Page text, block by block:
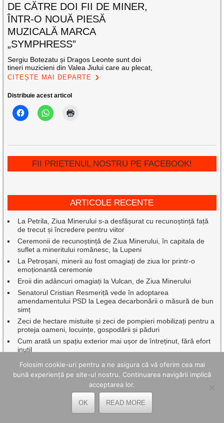
DE CĂTRE DOI FII DE MINER,
ÎNTR-O NOUĂ PIESĂ
MUZICALĂ MARCA
„SYMPHRESS”
Sergiu Botezatu și Dragos Leonte sunt doi
tineri muzicieni din Valea Jiului care au plecat,
CITEȘTE MAI DEPARTE
Distribuie acest articol
FII PRIETENUL NOSTRU PE FACEBOOK!
ARTICOLE RECENTE
La Petrila, Ziua Minerului s-a desfășurat cu recunoștință față
de trecut și încredere pentru viitor
Ceremonii de recunoștință de Ziua Minerului, în capitala de
suflet a mineritului românesc, la Lupeni
La Petroșani, minerii au fost omagiați de ziua lor printr-o
emoționantă ceremonie
Eroii din adâncuri omagiați la Vulcan, de Ziua Minerului
Senatorul Cristian Resmeriță vede în adoptarea
amendamentului PSD la Legea decarbonării o măsură de bun
simț
Zeci de hectare mistuite și zeci de pompieri mobilizați pentru a
proteja oameni, locuințe, gospodării și păduri
Cum arată un spațiu exterior mai ușor de întreținut, fără efort
inutil
Petrila a finalizat cu succes proiectele PNRR pentru
modernizarea și dotarea unităților de învățământ
Aventura Red Bull Romaniacs ajunge, pe 30 iulie, la Lupeni
O săptămână de neuitat la Lacul Balaton pentru elevi de la
cele trei școli gimnaziale din municipiul Lupeni
Nedeia din Poiana Muierii și întoarcerea la rădăcinile timpului
Folosim cookie-uri pentru a ne asigura că vă oferim cea mai
bună experiență pe site-ul nostru. Continuarea navigării implică
acceptarea lor.
OK READ MORE